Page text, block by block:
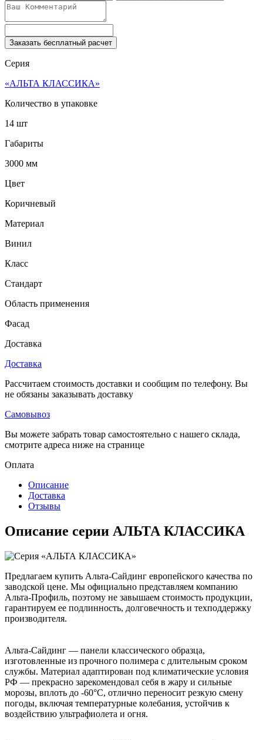
Заказать бесплатный расчет
Серия
«АЛЬТА КЛАССИКА»
Количество в упаковке
14 шт
Габариты
3000 мм
Цвет
Коричневый
Материал
Винил
Класс
Стандарт
Область применения
Фасад
Доставка
Доставка
Рассчитаем стоимость доставки и сообщим по телефону. Вы
не обязаны заказывать доставку
Самовывоз
Вы можете забрать товар самостоятельно с нашего склада,
смотрите адреса ниже на странице
Оплата
Описание
Доставка
Отзывы
Описание серии АЛЬТА КЛАССИКА
Предлагаем купить Альта-Сайдинг европейского качества по
заводской цене. Мы официально представляем компанию
Альта-Профиль, поэтому не завышаем стоимость продукции,
гарантируем ее подлинность, долговечность и техподдержку
производителя.
Альта-Сайдинг — панели классического образца,
изготовленные из прочного полимера с длительным сроком
службы. Материал адаптирован под климатические условия
РФ — прекрасно зарекомендовал себя в жару и сильные
морозы, вплоть до -60°C, отлично переносит резкую смену
погоды, включая температурные колебания, устойчив к
воздействию ультрафиолета и огня.